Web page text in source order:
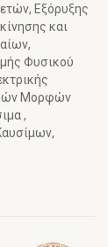
Εξόρυξης
και
Φυσικού
Μορφών
,